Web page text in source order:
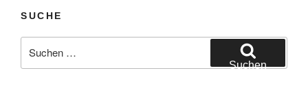
SUCHE
nach:
Suchen